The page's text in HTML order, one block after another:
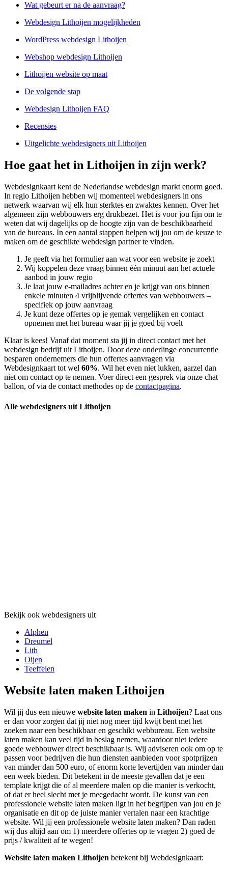
Wat gebeurt er na de aanvraag?
Webdesign Lithoijen mogelijkheden
WordPress webdesign Lithoijen
Webshop webdesign Lithoijen
Lithoijen website op maat
De volgende stap
Webdesign Lithoijen FAQ
Recensies
Uitgelichte webdesigners uit Lithoijen
Hoe gaat het in Lithoijen in zijn werk?
Webdesignkaart kent de Nederlandse webdesign markt enorm goed.
In regio Lithoijen hebben wij momenteel webdesigners in ons
netwerk waarvan wij elk hun sterktes en zwaktes kennen. Over het
algemeen zijn webbouwers erg drukbezet. Het is voor jou fijn om te
weten dat wij dagelijks op de hoogte zijn van de beschikbaarheid
van de bureaus. In een aantal stappen helpen wij jou om de keuze te
maken om de geschikte webdesign partner te vinden.
Je geeft via het formulier aan wat voor een website je zoekt
Wij koppelen deze vraag binnen één minuut aan het actuele
aanbod in jouw regio
Je laat jouw e-mailadres achter en je krijgt van ons binnen
enkele minuten 4 vrijblijvende offertes van webbouwers –
specifiek op jouw aanvraag
Je kunt deze offertes op je gemak vergelijken en contact
opnemen met het bureau waar jij je goed bij voelt
Klaar is kees! Vanaf dat moment sta jij in direct contact met het
webdesign bedrijf uit Lithoijen. Door deze onderlinge concurrentie
besparen ondernemers die hun offertes aanvragen via
Webdesignkaart tot wel 60%. Wil het even niet lukken, aarzel dan
niet om contact op te nemen. Voer direct een gesprek via onze chat
ballon, of via de contact methodes op de contactpagina.
Alle webdesigners uit Lithoijen
Bekijk ook webdesigners uit
Alphen
Dreumel
Lith
Oijen
Teeffelen
Website laten maken Lithoijen
Wil jij dus een nieuwe website laten maken in Lithoijen? Laat ons
er dan voor zorgen dat jij niet nog meer tijd kwijt bent met het
zoeken naar een beschikbaar en geschikt webbureau. Een website
laten maken kan veel tijd in beslag nemen, waardoor niet iedere
goede webbouwer direct beschikbaar is. Wij adviseren ook om op te
passen voor bedrijven die hun diensten aanbieden voor spotprijzen
van minder dan 500 euro, of enorm korte levertijden van minder dan
een week bieden. Dit betekent in de meeste gevallen dat je een
template krijgt die of al meerdere malen op die manier is verkocht,
of dat er heel slecht met je meegedacht wordt. De kunst van een
professionele website laten maken ligt in het begrijpen van jou en je
organisatie en dit op de juiste manier vertalen naar een krachtige
website. Wil jij een professionele website laten maken? Dan raden
wij dus altijd aan om 1) meerdere offertes op te vragen 2) goed de
prijs / kwaliteit af te wegen!
Website laten maken Lithoijen betekent bij Webdesignkaart: